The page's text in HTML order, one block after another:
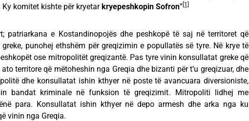
Ky komitet kishte për kryetarkryepeshkopin Sofron” [1]
patriarkana e Kostandinopojës dhe peshkopë të saj në territoret që
punohej ethshëm për greqizimin e popullatës së tyre. Në krye të
ose mitropolitët greqizantë. Pas tyre vinin konsullatat greke që
territore që mëtoheshin nga Greqia dhe bizanti për t’u greqizuar, dhe
dhe konsullatat ishin kthyer në poste të avancuara diversioniste,
bandat kriminale në funksion të greqizimit. Mitropoliti lidhej me
para. Konsullatat ishin kthyer në depo armesh dhe arka nga ku
vinin nga Greqia.